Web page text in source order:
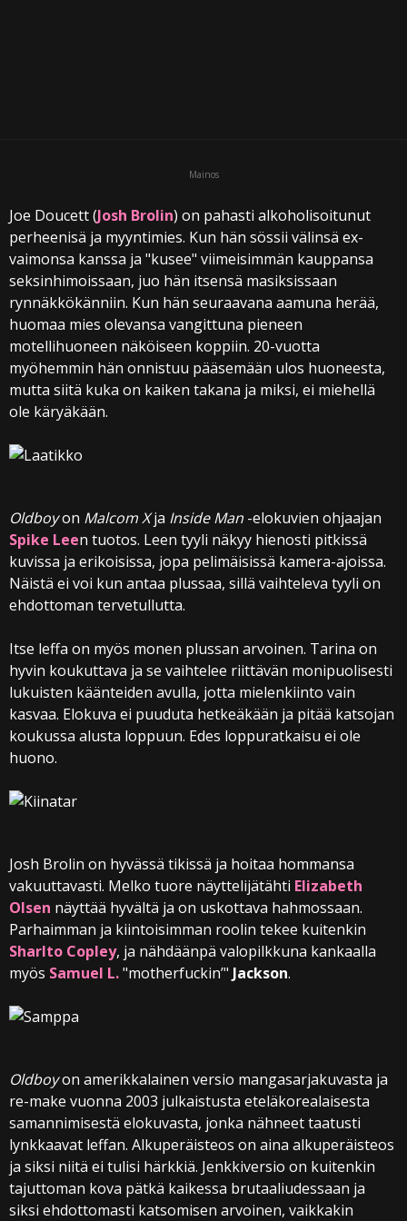
Mainos
Joe Doucett (Josh Brolin) on pahasti alkoholisoitunut
perheenisä ja myyntimies. Kun hän sössii välinsä ex-
vaimonsa kanssa ja "kusee" viimeisimmän kauppansa
seksinhimoissaan, juo hän itsensä masiksissaan
rynnäkkökänniin. Kun hän seuraavana aamuna herää,
huomaa mies olevansa vangittuna pieneen
motellihuoneen näköiseen koppiin. 20-vuotta
myöhemmin hän onnistuu pääsemään ulos huoneesta,
mutta siitä kuka on kaiken takana ja miksi, ei miehellä
ole käryäkään.
Oldboyon Malcom Xja Inside Man -elokuvien ohjaajan
Spike Leen tuotos. Leen tyyli näkyy hienosti pitkissä
kuvissa ja erikoisissa, jopa pelimäisissä kamera-ajoissa.
Näistä ei voi kun antaa plussaa, sillä vaihteleva tyyli on
ehdottoman tervetullutta.
Itse leffa on myös monen plussan arvoinen. Tarina on
hyvin koukuttava ja se vaihtelee riittävän monipuolisesti
lukuisten käänteiden avulla, jotta mielenkiinto vain
kasvaa. Elokuva ei puuduta hetkeäkään ja pitää katsojan
koukussa alusta loppuun. Edes loppuratkaisu ei ole
huono.
Josh Brolin on hyvässä tikissä ja hoitaa hommansa
vakuuttavasti. Melko tuore näyttelijätähti Elizabeth
Olsen näyttää hyvältä ja on uskottava hahmossaan.
Parhaimman ja kiintoisimman roolin tekee kuitenkin
Sharlto Copley, ja nähdäänpä valopilkkuna kankaalla
myös Samuel L."motherfuckin’" Jackson.
Oldboyon amerikkalainen versio mangasarjakuvasta ja
re-make vuonna 2003 julkaistusta eteläkorealaisesta
samannimisestä elokuvasta, jonka nähneet taatusti
lynkkaavat leffan. Alkuperäisteos on aina alkuperäisteos
ja siksi niitä ei tulisi härkkiä. Jenkkiversio on kuitenkin
tajuttoman kova pätkä kaikessa brutaaliudessaan ja
siksi ehdottomasti katsomisen arvoinen, vaikkakin